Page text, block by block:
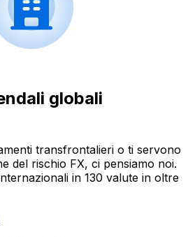
globali
transfrontalieri o ti servono
del rischio FX, ci pensiamo noi.
in 130 valute in oltre